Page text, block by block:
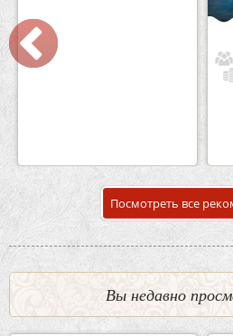
Кафе-Бар Бермуды
Вместимость:
Посмотреть все
Вы недавно